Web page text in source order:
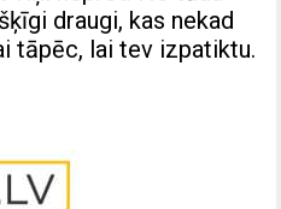
draugi, kas nekad
tāpēc, lai tev izpatiktu.